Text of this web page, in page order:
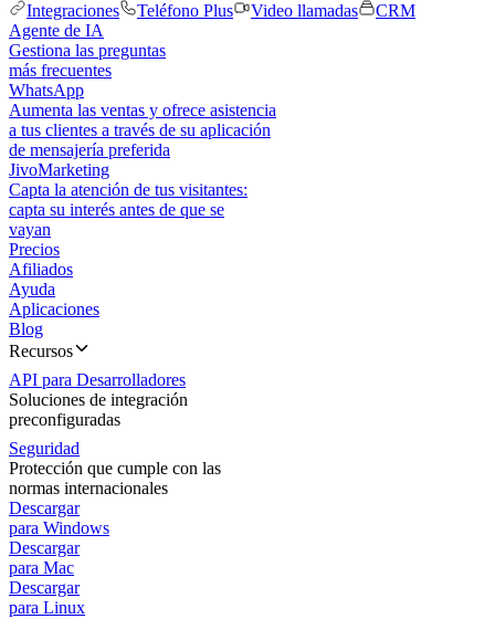
Integraciones
Teléfono Plus Video llamadas
CRM
Agente de IA
Gestiona las preguntas
más frecuentes
WhatsApp
Aumenta las ventas y ofrece asistencia
a tus clientes a través de su aplicación
de mensajería preferida
JivoMarketing
Capta la atención de tus visitantes:
capta su interés antes de que se
vayan
Precios
Afiliados
Ayuda
Aplicaciones
Blog
Recursos
API para Desarrolladores
Soluciones de integración
preconfiguradas
Seguridad
Protección que cumple con las
normas internacionales
Descargar
para Windows
Descargar
para Mac
Descargar
para Linux